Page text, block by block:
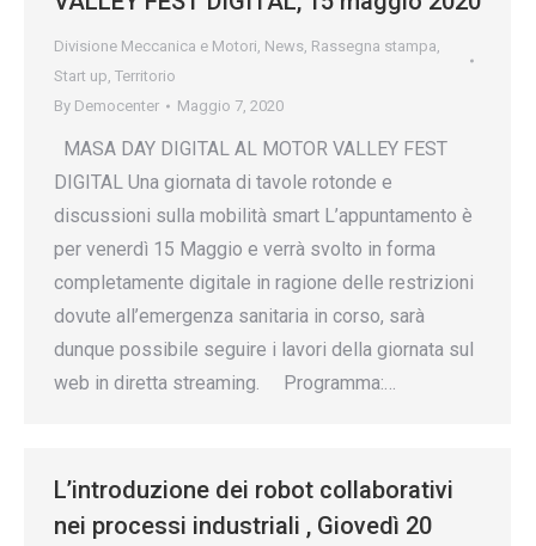
Divisione Meccanica e Motori, News, Rassegna stampa,
Start up, Territorio
By Democenter Maggio 7, 2020
MASA DAY DIGITAL AL MOTOR VALLEY FEST
DIGITAL Una giornata di tavole rotonde e
discussioni sulla mobilità smart L’appuntamento è
per venerdì 15 Maggio e verrà svolto in forma
completamente digitale in ragione delle restrizioni
dovute all’emergenza sanitaria in corso, sarà
dunque possibile seguire i lavori della giornata sul
web in diretta streaming. Programma:…
L’introduzione dei robot collaborativi
nei processi industriali , Giovedì 20